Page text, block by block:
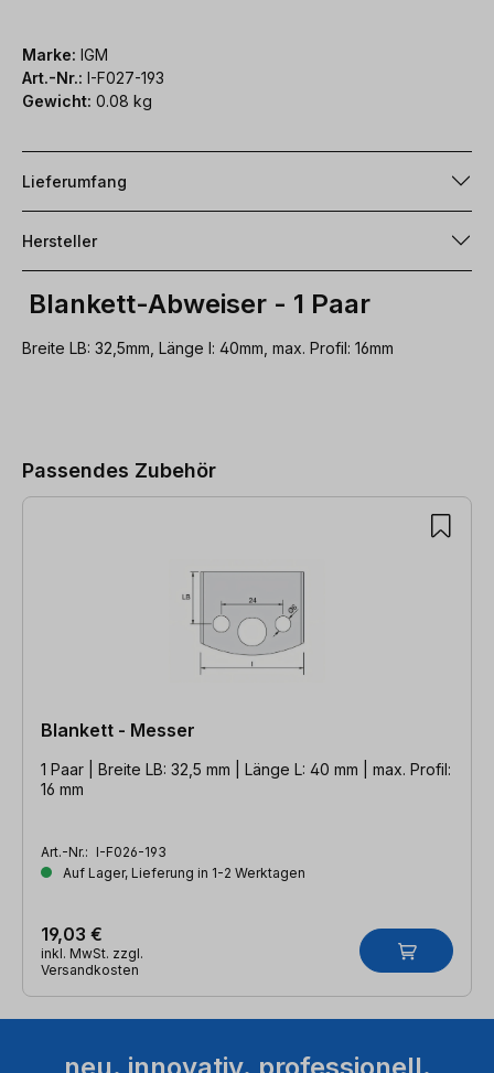
Marke: IGM
Art.-Nr.: I-F027-193
Gewicht: 0.08 kg
Lieferumfang
Hersteller
Blankett-Abweiser - 1 Paar
Breite LB: 32,5mm, Länge l: 40mm, max. Profil: 16mm
Passendes Zubehör
Blankett - Messer
1 Paar | Breite LB: 32,5 mm | Länge L: 40 mm | max. Profil:
16 mm
Art.-Nr.: I-F026-193
Auf Lager, Lieferung in 1-2 Werktagen
19,03 €
inkl. MwSt. zzgl.
Versandkosten